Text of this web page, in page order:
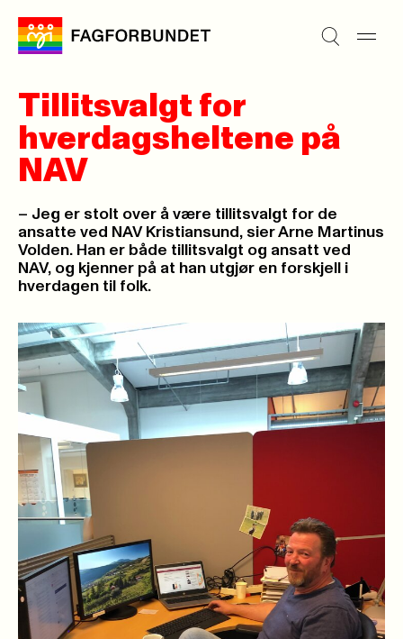
Tillitsvalgt for
hverdagsheltene på
NAV
– Jeg er stolt over å være tillitsvalgt for de
ansatte ved NAV Kristiansund, sier Arne Martinus
Volden. Han er både tillitsvalgt og ansatt ved
NAV, og kjenner på at han utgjør en forskjell i
hverdagen til folk.